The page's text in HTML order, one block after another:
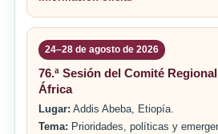
24–28 de agosto de 2026
76.ª Sesión del Comité
África
Lugar: Addis Abeba, Etiopía.
Tema: Prioridades, políticas y